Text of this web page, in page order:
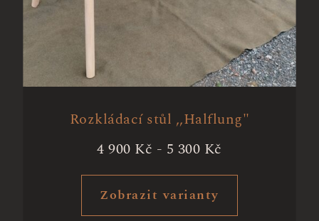
Rozkládací stůl ,,Halflung"
4 900 Kč - 5 300 Kč
Zobrazit varianty